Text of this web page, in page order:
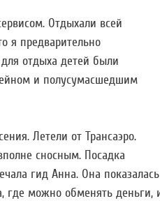
Отдыхали всей
я предварительно
для отдыха детей были
и полусумасшедшим
Летели от Трансаэро.
сносным. Посадка
гид Анна. Она показалась
где можно обменять деньги,